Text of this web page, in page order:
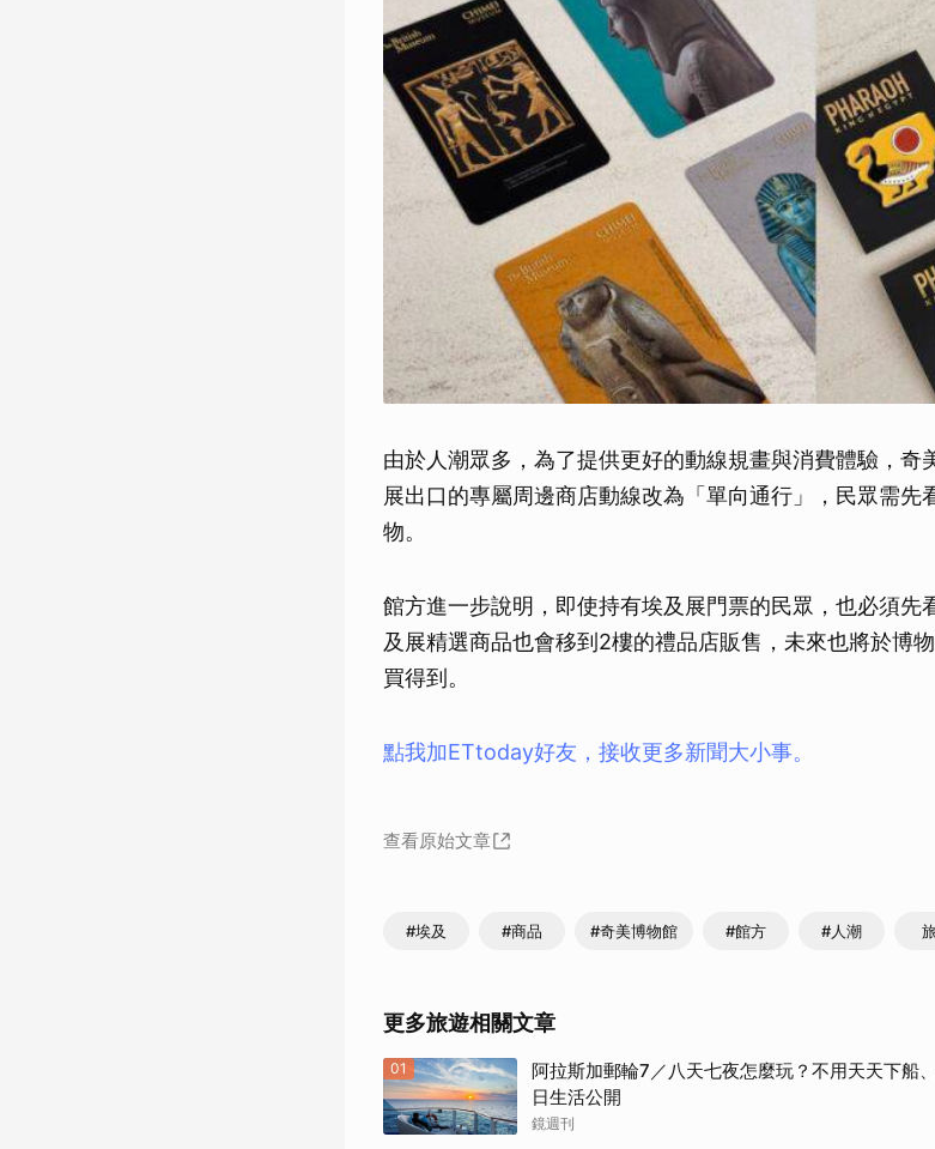
由於人潮眾多，為了提供更好的動線規畫與消費體驗，奇
展出口的專屬周邊商店動線改為「單向通行」，民眾需先
物。
館方進一步說明，即使持有埃及展門票的民眾，也必須先
及展精選商品也會移到2樓的禮品店販售，未來也將於博
買得到。
點我加ETtoday好友，接收更多新聞大小事。
查看原始文章
#埃及 #商品 #奇美博物館 #館方 #人潮
更多旅遊相關文章
01
阿拉斯加郵輪7／八天七夜怎麼玩？不用天天下
日生活公開
鏡週刊